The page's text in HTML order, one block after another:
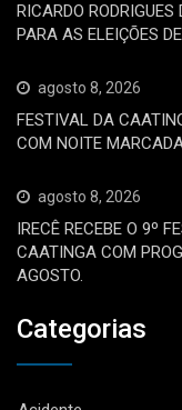
RICARDO
PARA AS ELEIÇÕES
agosto 8, 2026
FESTIVAL DA
COM NOITE
agosto 8, 2026
IRECÊ RECEBE O 9º
CAATINGA COM
AGOSTO.
Categorias